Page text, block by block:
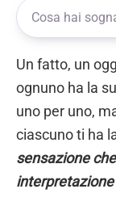
Un fatto, un
ognuno ha la
uno per uno,
ciascuno ti ha
sensazione